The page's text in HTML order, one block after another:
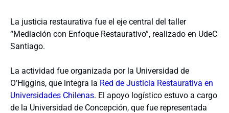
La justicia restaurativa fue el eje central del taller
“Mediación con Enfoque Restaurativo”, realizado en UdeC
Santiago.
La actividad fue organizada por la Universidad de
O’Higgins, que integra la Red de Justicia Restaurativa en
Universidades Chilenas. El apoyo logístico estuvo a cargo
de la Universidad de Concepción, que fue representada